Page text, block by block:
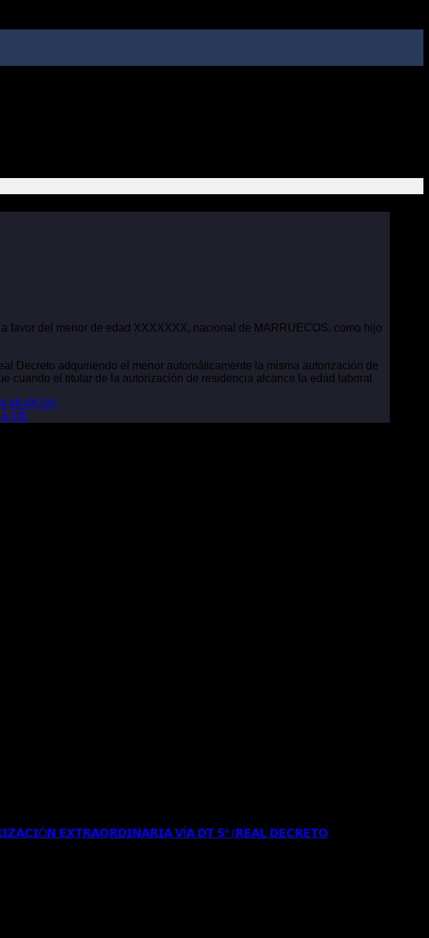
favor del menor de edad XXXXXXX, nacional de MARRUECOS, como hijo
Decreto adquiriendo el menor automáticamente la misma autorización de
cuando el titular de la autorización de residencia alcance la edad laboral
MURCIA!
𝐔𝐄
𝗘𝗫𝗧𝗥𝗔𝗢𝗥𝗗𝗜𝗡𝗔𝗥𝗜𝗔 𝗩Í𝗔 𝗗𝗧 𝟱ª (𝗥𝗘𝗔𝗟 𝗗𝗘𝗖𝗥𝗘𝗧𝗢